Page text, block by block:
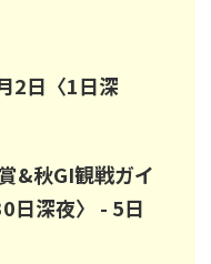
2日〈1日深
&秋GI観戦ガイ
日深夜〉 - 5日